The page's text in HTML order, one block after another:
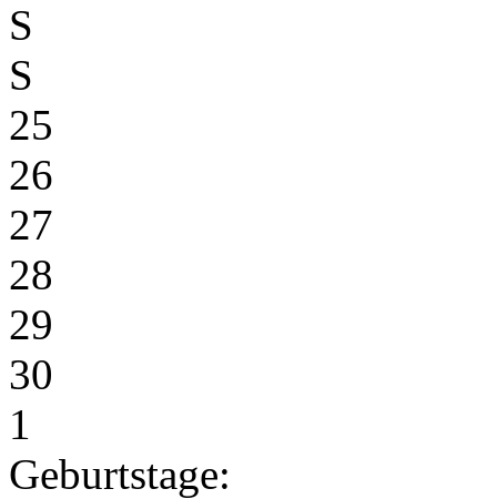
S
S
25
26
27
28
29
30
1
Geburtstage: